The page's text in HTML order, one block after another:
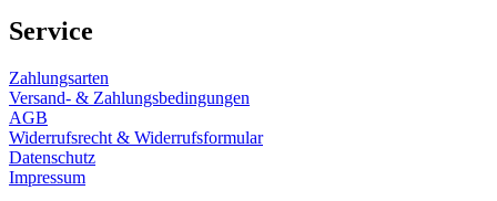
Service
Zahlungsarten
Versand- & Zahlungsbedingungen
AGB
Widerrufsrecht & Widerrufsformular
Datenschutz
Impressum